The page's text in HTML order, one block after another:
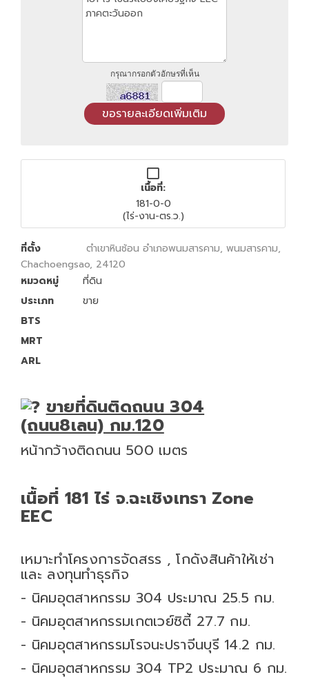
กรุณากรอกตัวอักษรที่เห็น
เนื้อที่:
181-0-0
(ไร่-งาน-ตร.ว.)
ที่ตั้ง
ตำเขาหินซ้อน อำเภอพนมสารคาม, พนมสารคาม,
Chachoengsao, 24120
หมวดหมู่
ที่ดิน
ประเภท
ขาย
BTS
MRT
ARL
ขายที่ดินติดถนน 304
(ถนน8เลน) กม.120
หน้ากว้างติดถนน 500 เมตร
เนื้อที่ 181 ไร่ จ.ฉะเชิงเทรา Zone
EEC
เหมาะทำโครงการจัดสรร , โกดังสินค้าให้เช่า
และ ลงทุนทำธุรกิจ
- นิคมอุตสาหกรรม 304 ประมาณ 25.5 กม.
- นิคมอุตสาหกรรมเกตเวย์ซิตี้ 27.7 กม.
- นิคมอุตสาหกรรมโรจนะปราจีนบุรี 14.2 กม.
- นิคมอุตสาหกรรม 304 TP2 ประมาณ 6 กม.